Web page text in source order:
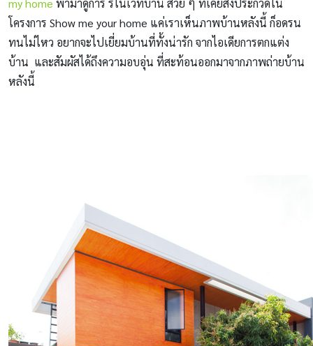
โครงการ Show me your home แค่เราเห็นภาพบ้านหลังนี้ ก็อดรน
ทนไม่ไหว อยากจะไปเยี่ยมบ้านที่ทั้งน่ารัก จากไอเดียการตกแต่ง
บ้าน และสัมผัสได้ถึงความอบอุ่น ที่สะท้อนออกมาจากภาพถ่ายบ้าน
หลังนี้